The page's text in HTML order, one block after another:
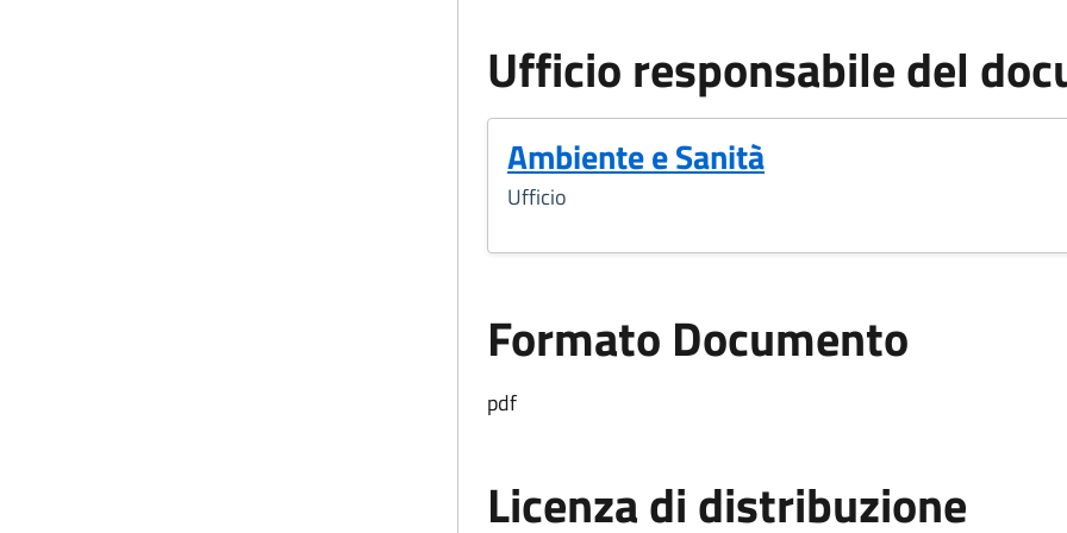
Ufficio responsabile del
Ambiente e Sanità
Ufficio
Formato Documento
pdf
Licenza di distribuzione